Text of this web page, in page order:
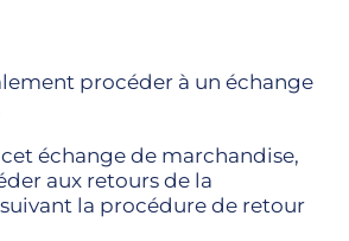
procéder à un échange
échange de marchandise,
aux retours de la
la procédure de retour